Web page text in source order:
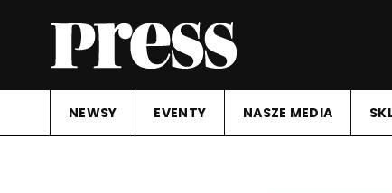
NEWSY EVENTY NASZE MEDIA